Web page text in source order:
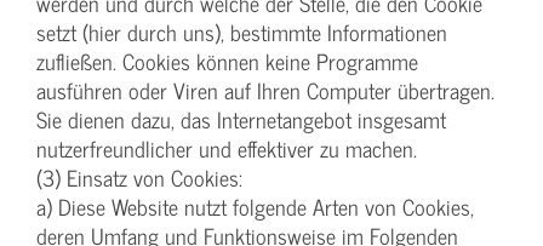
setzt (hier durch uns), bestimmte Informationen
zufließen. Cookies können keine Programme
ausführen oder Viren auf Ihren Computer übertragen.
Sie dienen dazu, das Internetangebot insgesamt
nutzerfreundlicher und effektiver zu machen.
(3) Einsatz von Cookies:
a) Diese Website nutzt folgende Arten von Cookies,
deren Umfang und Funktionsweise im Folgenden